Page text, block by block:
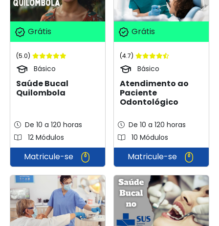
Grátis
(5.0)
Básico
Saúde Bucal
Quilombola
De 10 a 120 horas
12 Módulos
Matricule-se
Grátis
(4.7)
Básico
Atendimento ao
Paciente
Odontológico
De 10 a 120 horas
10 Módulos
Matricule-se